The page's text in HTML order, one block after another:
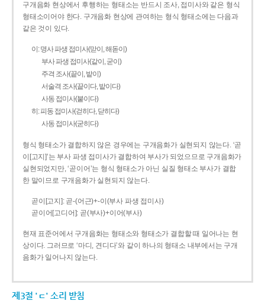
구개음화 현상에서 후행하는 형태소는 반드시 조사, 접미사와 같은 형식
형태소이어야 한다. 구개음화 현상에 관여하는 형식 형태소에는 다음과
같은 것이 있다.
이: 명사 파생 접미사(맏이, 해돋이)
부사 파생 접미사(같이, 굳이)
주격 조사(끝이, 밭이)
서술격 조사(끝이다, 밭이다)
사동 접미사(붙이다)
히: 피동 접미사(걷히다, 닫히다)
사동 접미사(굳히다)
형식 형태소가 결합하지 않은 경우에는 구개음화가 실현되지 않는다. ‘곧
이[고지]’는 부사 파생 접미사가 결합하여 부사가 되었으므로 구개음화가
실현되었지만, ‘곧이어’는 형식 형태소가 아닌 실질 형태소 부사가 결합
한 말이므로 구개음화가 실현되지 않는다.
곧이[고지]: 곧-­(어근)+­-이(부사 파생 접미사)
곧이어[고디어]: 곧(부사)+이어(부사)
현재 표준어에서 구개음화는 형태소와 형태소가 결합할 때 일어나는 현
상이다. 그러므로 ‘마디, 견디다’와 같이 하나의 형태소 내부에서는 구개
음화가 일어나지 않는다.
제3절 'ㄷ' 소리 받침